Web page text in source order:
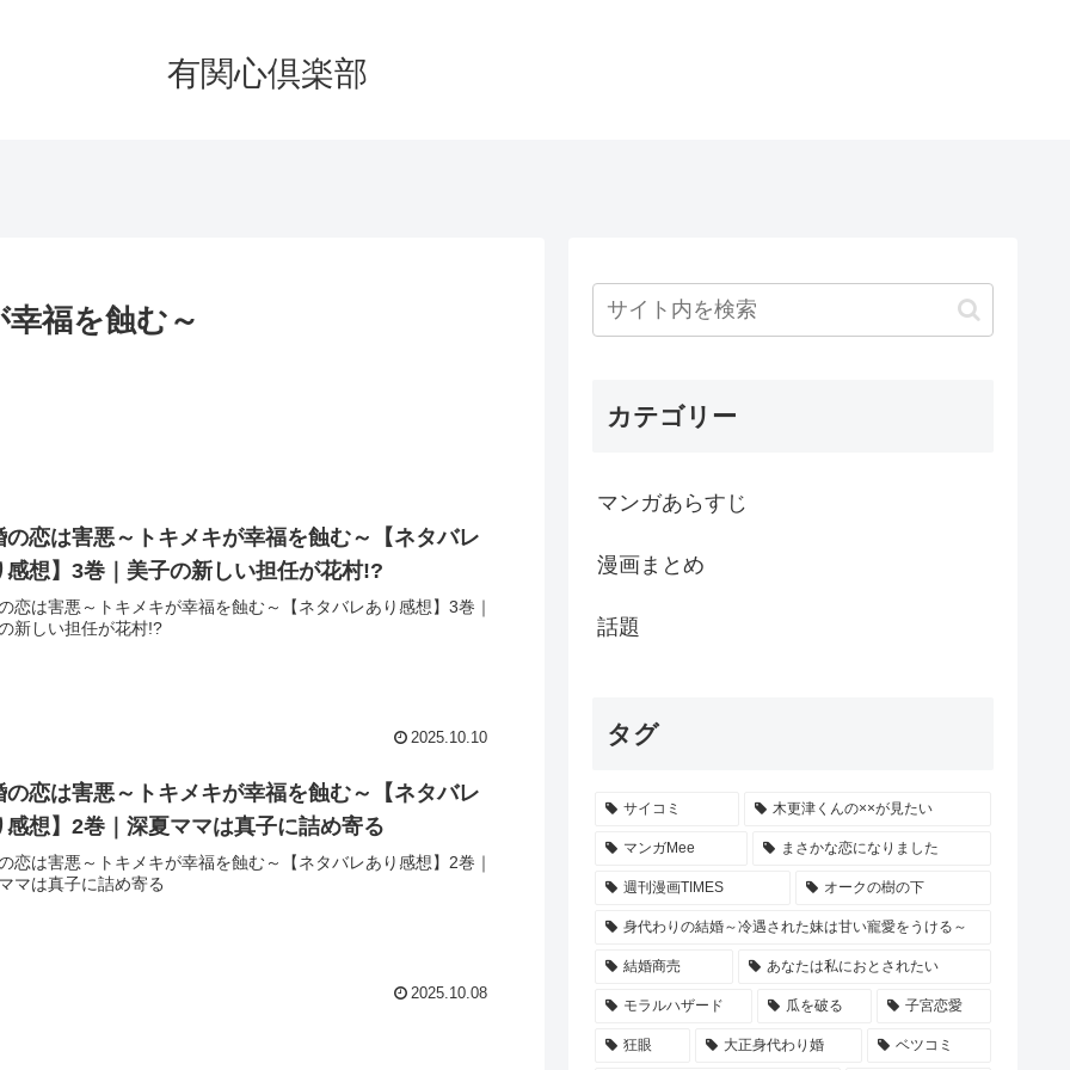
有関心倶楽部
福を蝕む～
の恋は害悪～トキメキが幸福を蝕む～【ネタバレ
感想】3巻｜美子の新しい担任が花村!?
恋は害悪～トキメキが幸福を蝕む～【ネタバレあり感想】3巻｜
新しい担任が花村!?
2025.10.10
の恋は害悪～トキメキが幸福を蝕む～【ネタバレ
感想】2巻｜深夏ママは真子に詰め寄る
恋は害悪～トキメキが幸福を蝕む～【ネタバレあり感想】2巻｜
マは真子に詰め寄る
2025.10.08
カテゴリー
マンガあらすじ
漫画まとめ
話題
タグ
サイコミ 木更津くんの××が見たい
マンガMee まさかな恋になりました
週刊漫画TIMES オークの樹の下
身代わりの結婚～冷遇された妹は甘い寵愛をうける～
結婚商売 あなたは私におとされたい
モラルハザード 瓜を破る 子宮恋愛
狂眼 大正身代わり婚 ベツコミ